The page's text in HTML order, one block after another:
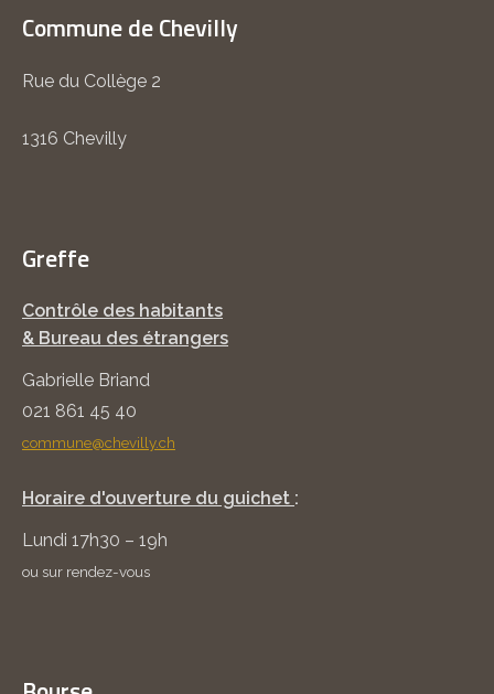
Commune de Chevilly
Rue du Collège 2
1316 Chevilly
Greffe
Contrôle des habitants
& Bureau des étrangers
Gabrielle Briand
021 861 45 40
commune@chevilly.ch
Horaire d'ouverture du guichet :
Lundi 17h30 – 19h
ou sur rendez-vous